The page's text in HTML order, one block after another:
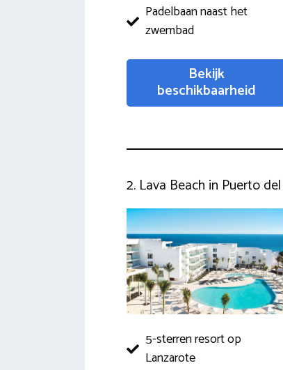
Padelbaan naast het
zwembad
Bekijk
beschikbaarheid
2. Lava Beach in Puerto
5-sterren resort op
Lanzarote